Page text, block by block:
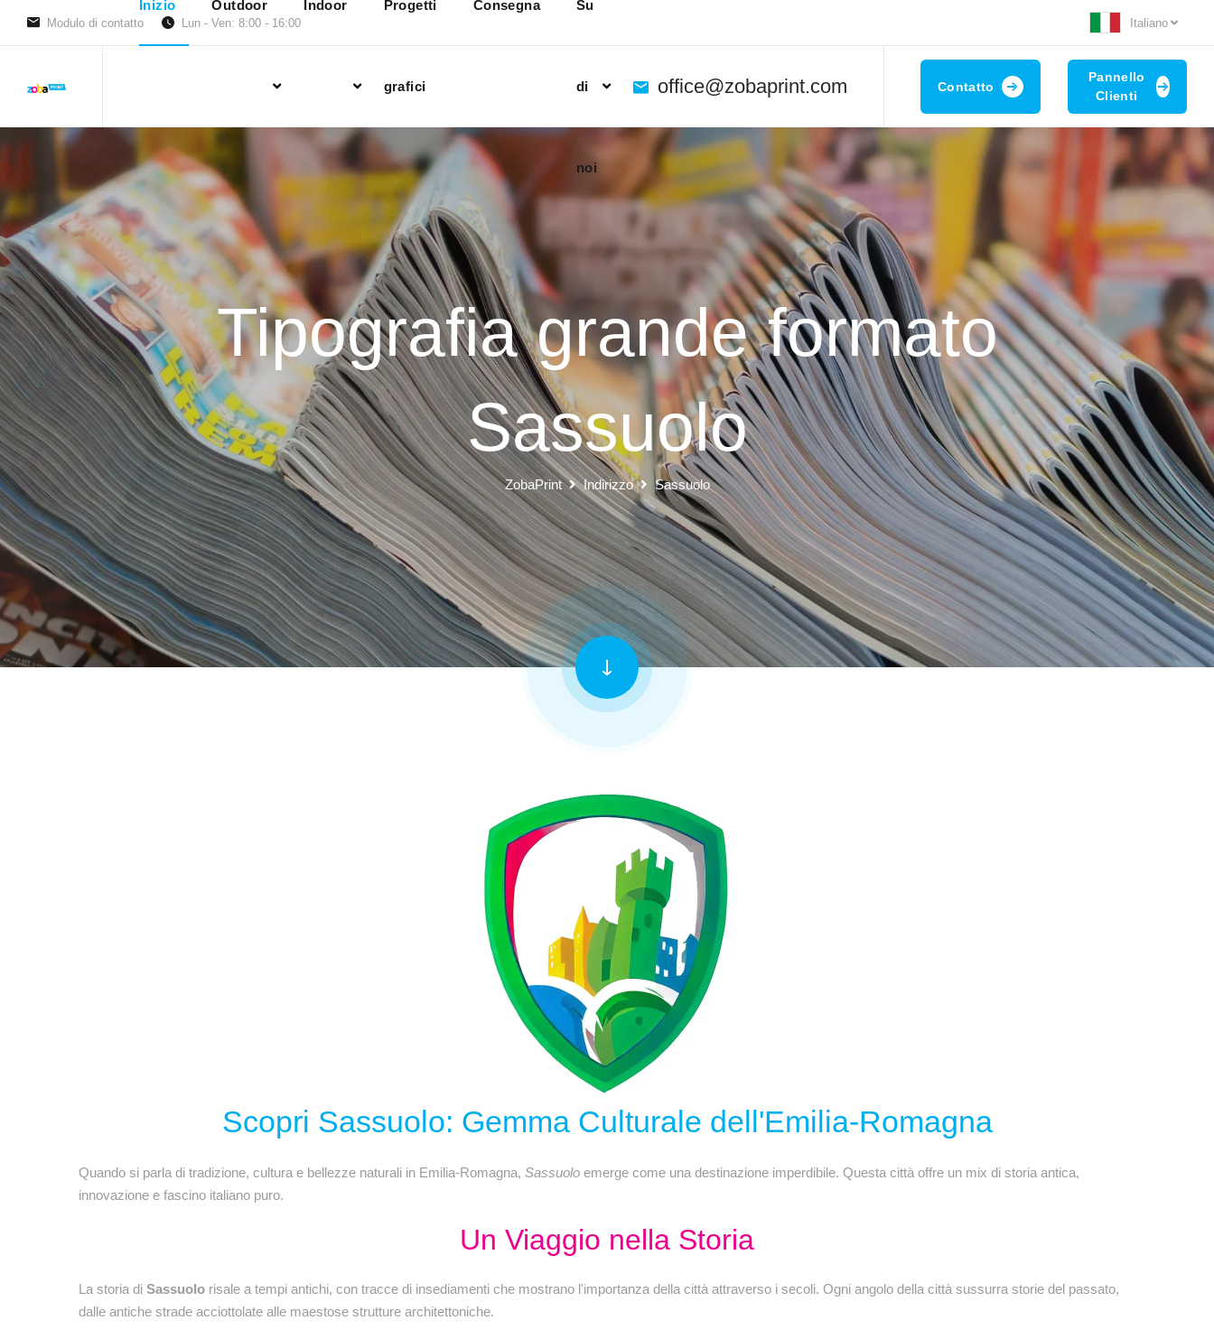
Modulo di contatto Lun - Ven: 8:00 - 16:00 Italiano
Inizio Outdoor Indoor Progetti
grafici
Consegna Su
di
noi
office@zobaprint.com Contatto
Pannello
Clienti
Tipografia grande formato
Sassuolo
ZobaPrint Indirizzo Sassuolo
Scopri Sassuolo: Gemma Culturale dell'Emilia-Romagna
Quando si parla di tradizione, cultura e bellezze naturali in Emilia-Romagna, Sassuolo emerge come una destinazione imperdibile. Questa città offre un mix di storia antica,
innovazione e fascino italiano puro.
Un Viaggio nella Storia
La storia di Sassuolo risale a tempi antichi, con tracce di insediamenti che mostrano l'importanza della città attraverso i secoli. Ogni angolo della città sussurra storie del passato,
dalle antiche strade acciottolate alle maestose strutture architettoniche.